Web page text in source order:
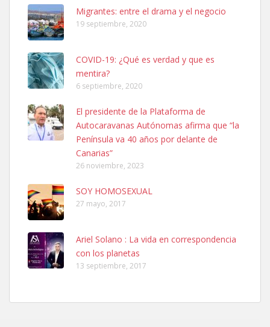
Leales.org » Gran Canaria
SHIBA PERDIDO AVDA JOSE MESA Y LOPEZ
PERRO MACHO RAZA SHIBA CON MICROCHIP PERDIDO HOY
06/07/2025 ZONA MESA Y LOPEZ. ES MUY ASUSTADIZO
Leales.org » Gran Canaria
6.7.2025
Ninfa perdida
El día 5 se los perdió una ninfa papillera, asustada tiene miedo a la
calle, se perdió por la zon...
Migrantes: entre el drama y el negocio
19 septiembre, 2020
COVID-19: ¿Qué es verdad y que es
mentira?
6 septiembre, 2020
El presidente de la Plataforma de
Autocaravanas Autónomas afirma que “la
Península va 40 años por delante de
Canarias”
26 noviembre, 2023
SOY HOMOSEXUAL
27 mayo, 2017
Ariel Solano : La vida en correspondencia
con los planetas
13 septiembre, 2017